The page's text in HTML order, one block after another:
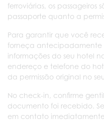
ferroviárias, os passageiros
passaporte quanto a
Para garantir que você
forneça antecipadamente
informações do seu hotel
endereço e telefone do
da permissão original no
No check-in, confirme
documento foi recebido.
em contato